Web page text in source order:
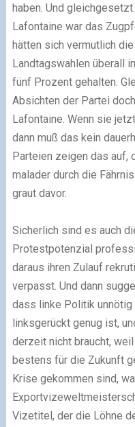
haben. Und gleichgesetzt.
Lafontaine war das
hätten sich vermutlich
Landtagswahlen überall
fünf Prozent gehalten.
Absichten der Partei
Lafontaine. Wenn sie
dann muß das kein
Parteien zeigen das auf,
malader durch die
graut davor.
Sicherlich sind es auch
Protestpotenzial
daraus ihren Zulauf
verpasst. Und dann
dass linke Politik
linksgerückt genug ist,
derzeit nicht braucht,
bestens für die Zukunft
Krise gekommen sind,
Vizetitel, der die Löhne